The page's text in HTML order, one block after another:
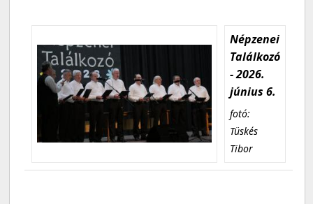
Népzenei
Találkozó
- 2026.
június 6.
fotó:
Tüskés
Tibor